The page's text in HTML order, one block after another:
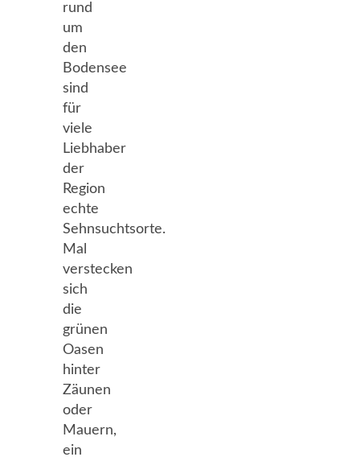
rund
um
den
Bodensee
sind
für
viele
Liebhaber
der
Region
echte
Sehnsuchtsorte.
Mal
verstecken
sich
die
grünen
Oasen
hinter
Zäunen
oder
Mauern,
ein